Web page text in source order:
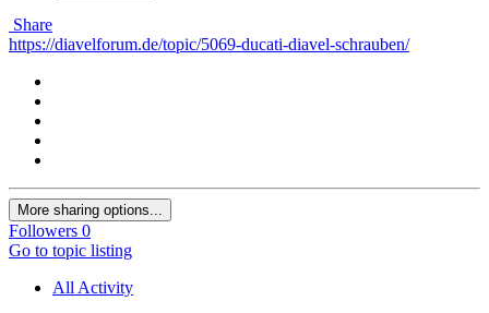
Share
https://diavelforum.de/topic/5069-ducati-diavel-schrauben/
More sharing options...
Followers 0
Go to topic listing
All Activity